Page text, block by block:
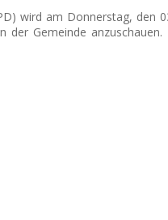
wird am Donnerstag, den
Gemeinde